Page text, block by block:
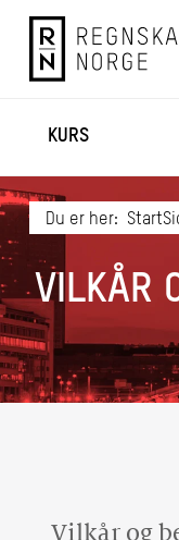
KURS
Du er her:
VILKÅR
Vilkår og